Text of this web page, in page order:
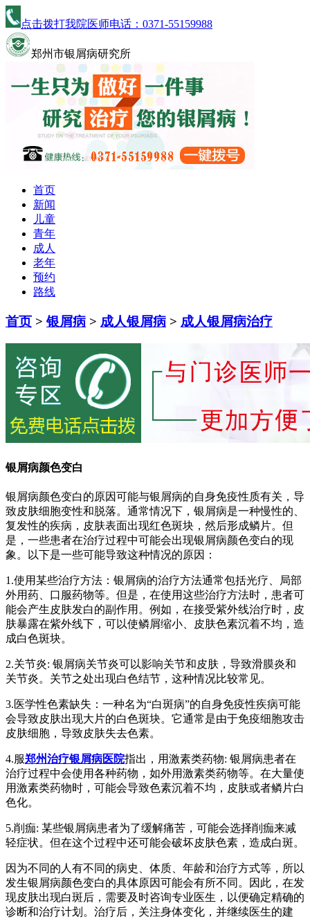
点击拨打我院医师电话： 0371-55159988
郑州市银屑病研究所
首页
新闻
儿童
青年
成人
老年
预约
路线
首页 >银屑病 > 成人银屑病 > 成人银屑病治疗
银屑病颜色变白
银屑病颜色变白的原因可能与银屑病的自身免疫性质有关，导
致皮肤细胞变性和脱落。通常情况下，银屑病是一种慢性的、
复发性的疾病，皮肤表面出现红色斑块，然后形成鳞片。但
是，一些患者在治疗过程中可能会出现银屑病颜色变白的现
象。以下是一些可能导致这种情况的原因：
1.使用某些治疗方法：银屑病的治疗方法通常包括光疗、局部
外用药、口服药物等。但是，在使用这些治疗方法时，患者可
能会产生皮肤发白的副作用。例如，在接受紫外线治疗时，皮
肤暴露在紫外线下，可以使鳞屑缩小、皮肤色素沉着不均，造
成白色斑块。
2.关节炎: 银屑病关节炎可以影响关节和皮肤，导致滑膜炎和
关节炎。关节之处出现白色结节，这种情况比较常见。
3.医学性色素缺失：一种名为“白斑病”的自身免疫性疾病可能
会导致皮肤出现大片的白色斑块。它通常是由于免疫细胞攻击
皮肤细胞，导致皮肤失去色素。
4.服郑州治疗银屑病医院指出，用激素类药物: 银屑病患者在
治疗过程中会使用各种药物，如外用激素类药物等。在大量使
用激素类药物时，可能会导致色素沉着不均，皮肤或者鳞片白
色化。
5.削痂: 某些银屑病患者为了缓解痛苦，可能会选择削痂来减
轻症状。但在这个过程中还可能会破坏皮肤色素，造成白斑。
因为不同的人有不同的病史、体质、年龄和治疗方式等，所以
发生银屑病颜色变白的具体原因可能会有所不同。因此，在发
现皮肤出现白斑后，需要及时咨询专业医生，以便确定精确的
诊断和治疗计划。治疗后，关注身体变化，并继续医生的建